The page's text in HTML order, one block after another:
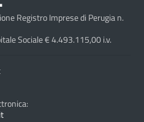
Registro Imprese di Perugia n.
Sociale € 4.493.115,00 i.v.